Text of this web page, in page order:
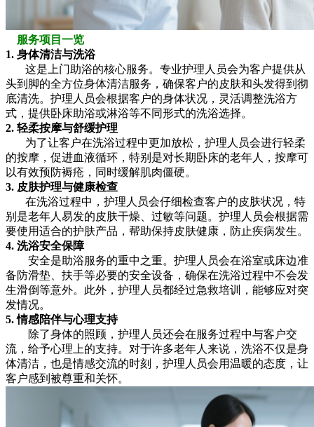
服务项目一览
1. 身体清洁与洗浴
这是上门助浴的核心服务。专业护理人员会为客户提供从
头到脚的全方位身体清洁服务，确保客户的皮肤和头发得到彻
底清洗。护理人员会根据客户的身体状况，灵活调整洗浴方
式，提供卧床助浴或淋浴等不同形式的洗浴选择。
2. 轻柔按摩与舒缓护理
为了让客户在洗浴过程中更加放松，护理人员会进行轻柔
的按摩，促进血液循环，特别是对长期卧床的老年人，按摩可
以有效预防褥疮，同时缓解肌肉僵硬。
3. 皮肤护理与健康检查
在洗浴过程中，护理人员会仔细检查客户的皮肤状况，特
别是老年人易发的皮肤干燥、过敏等问题。护理人员会根据需
要使用适合的护肤产品，帮助保持皮肤健康，防止疾病发生。
4. 洗浴安全保障
安全是助浴服务的重中之重。护理人员会在浴室或床边准
备防滑垫、扶手等必要的安全设备，确保在洗浴过程中不会发
生滑倒等意外。此外，护理人员都经过急救培训，能够应对突
发情况。
5. 情感陪伴与心理支持
除了身体的照顾，护理人员还会在服务过程中与客户交
流，给予心理上的支持。对于许多老年人来说，洗浴不仅是身
体清洁，也是情感交流的时刻，护理人员会用温暖的态度，让
客户感到被尊重和关怀。